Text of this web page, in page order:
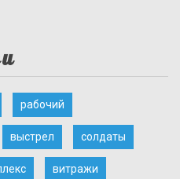
рабочий
выстрел солдаты
витражи